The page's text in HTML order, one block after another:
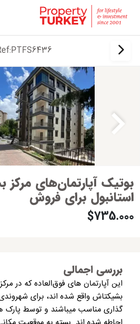
PTFS6436
بوتیک آپارتمان‌های
استانبول برای فروش
$735.000
بررسی اجمالی
این آپارتمان های فوق‌العاده که در
بشیکتاش واقع شده اند، برای
گذاری مناسب میباشند و توسط پارک